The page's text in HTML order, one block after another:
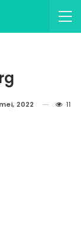
2022 11